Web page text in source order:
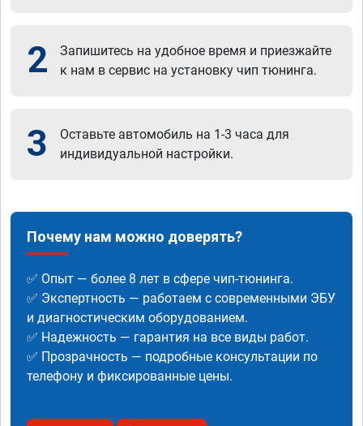
2
Запишитесь на удобное время и приезжайте
к нам в сервис на установку чип тюнинга.
3
Оставьте автомобиль на 1-3 часа для
индивидуальной настройки.
Почему нам можно доверять?
✅ Опыт — более 8 лет в сфере чип-тюнинга.
✅ Экспертность — работаем с современными ЭБУ
и диагностическим оборудованием.
✅ Надежность — гарантия на все виды работ.
✅ Прозрачность — подробные консультации по
телефону и фиксированные цены.